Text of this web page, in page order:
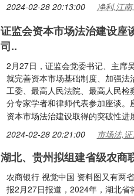
2024-02-28 20:13:00 净利,江
证监会资本市场法治建设座
司..
2月27日，证监会党委书记、主席
就完善资本市场基础制度、加强
工委、最高人民法院、最高人民
分专家学者和律师代表参加座谈
资本市场法治建设取得的突破性进
2024-02-28 20:21:00 市场法,
湖北、贵州拟组建省级农商
农商银行 视觉中国 资料图又有两
报2月27日报道，2024年，湖北省